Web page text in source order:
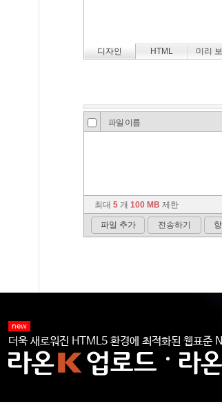
new
더욱 새로워진 HTML5 환경에 최적화된 웹표준